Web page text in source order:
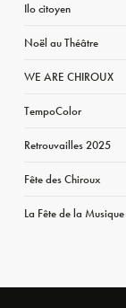
Ilo citoyen
Noël au Théâtre
WE ARE CHIROUX
TempoColor
Retrouvailles 2025
Fête des Chiroux
La Fête de la Musique